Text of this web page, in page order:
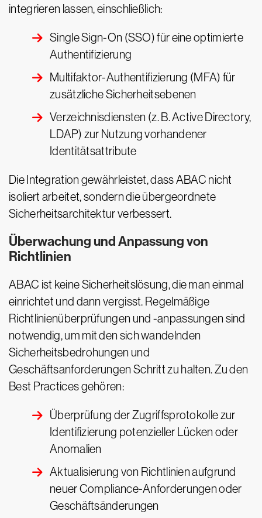
integrieren lassen, einschließlich:
Single Sign-On (SSO) für eine optimierte
Authentifizierung
Multifaktor-Authentifizierung (MFA) für
zusätzliche Sicherheitsebenen
Verzeichnisdiensten (z. B. Active Directory,
LDAP) zur Nutzung vorhandener
Identitätsattribute
Die Integration gewährleistet, dass ABAC nicht
isoliert arbeitet, sondern die übergeordnete
Sicherheitsarchitektur verbessert.
Überwachung und Anpassung von
Richtlinien
ABAC ist keine Sicherheitslösung, die man einmal
einrichtet und dann vergisst. Regelmäßige
Richtlinienüberprüfungen und -anpassungen sind
notwendig, um mit den sich wandelnden
Sicherheitsbedrohungen und
Geschäftsanforderungen Schritt zu halten. Zu den
Best Practices gehören:
Überprüfung der Zugriffsprotokolle zur
Identifizierung potenzieller Lücken oder
Anomalien
Aktualisierung von Richtlinien aufgrund
neuer Compliance-Anforderungen oder
Geschäftsänderungen